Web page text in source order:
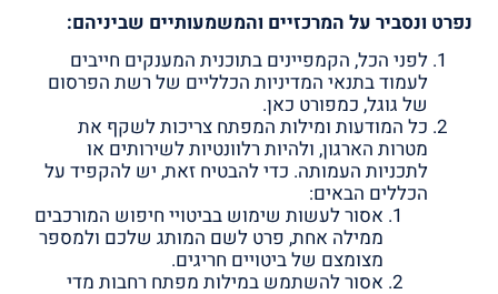
נפרט ונסביר על המרכזיים והמשמעותיים שביניהם:
לפני הכל, הקמפיינים בתוכנית המענקים חייבים
לעמוד בתנאי המדיניות הכלליים של רשת הפרסום
של גוגל, כמפורט כאן.
כל המודעות ומילות המפתח צריכות לשקף את
מטרות הארגון, ולהיות רלוונטיות לשירותים או
לתכניות העמותה. כדי להבטיח זאת, יש להקפיד על
הכללים הבאים:
אסור לעשות שימוש בביטויי חיפוש המורכבים
ממילה אחת, פרט לשם המותג שלכם ולמספר
מצומצם שלביטויים חריגים.
אסור להשתמש במילות מפתח רחבות מדי